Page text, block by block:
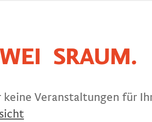
WEI SRAUM.
keine Veranstaltungen für